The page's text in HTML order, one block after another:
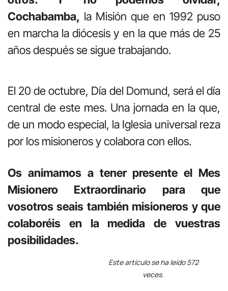
Cochabamba, la Misión que en 1992 puso
en marcha la diócesis y en la que más de 25
años después se sigue trabajando.
El 20 de octubre, Día del Domund, será el día
central de este mes. Una jornada en la que,
de un modo especial, la Iglesia universal reza
por los misioneros y colabora con ellos.
Os animamos a tener presente el Mes
Misionero Extraordinario para que
vosotros seais también misioneros y que
colaboréis en la medida de vuestras
posibilidades.
Este artículo se ha leído 572
veces.